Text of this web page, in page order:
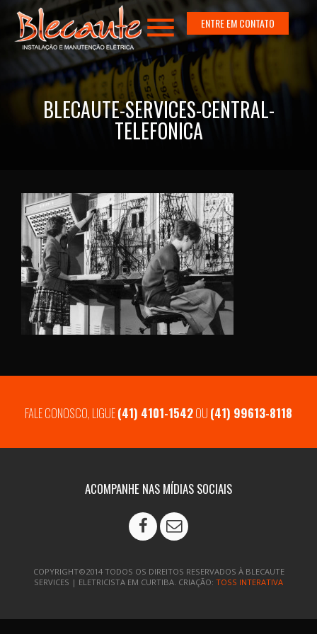
ENTRE EM CONTATO
menu
BLECAUTE-SERVICES-CENTRAL-
TELEFONICA
FALE CONOSCO, LIGUE(41) 4101-1542OU (41) 99613-8118
ACOMPANHE NAS MÍDIAS SOCIAIS
COPYRIGHT©2014 TODOS OS DIREITOS RESERVADOS À BLECAUTE
SERVICES | ELETRICISTA EM CURTIBA. CRIAÇÃO: TOSS INTERATIVA